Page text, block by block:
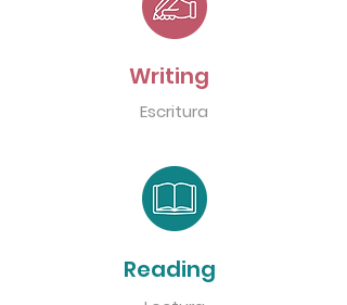
Writing
Escritura
Reading